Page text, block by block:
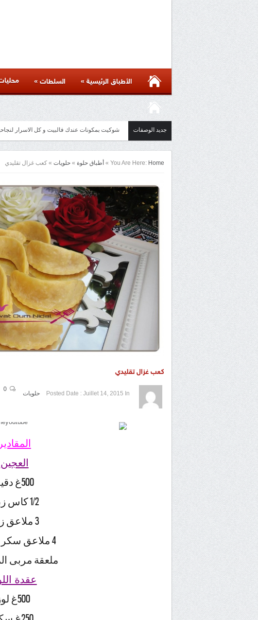
الأطباق الرئيسية » السلطات »
جديد الوصفات مائدة أسيوية بأكثر من ست وصفات متنوعة لذيذة
You Are Here: Home
» أطباق حلوة » حلويات » كعب غزال تقليدي
كعب غزال تقليدي
Posted Date : Juillet 14, 2015 In حلويات
0
500غ دقيق
1/2 كاس زبدة
3 ملاعق زيت
4 ملاعق سكر كلاصي
ملعقة مربى
عقدة
500غ لوز